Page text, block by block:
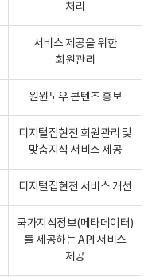
처리
서비스 제공을 위한
회원관리
원윈도우 콘텐츠 홍보
디지털집현전 회원관리 및
맞춤지식 서비스 제공
디지털집현전 서비스 개선
국가지식정보(메타데이터)
를 제공하는 API 서비스
제공